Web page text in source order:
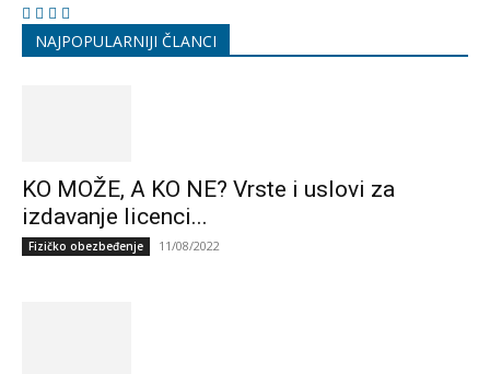
NAJPOPULARNIJI ČLANCI
KO MOŽE, A KO NE? Vrste i uslovi za
izdavanje licenci...
Fizičko obezbeđenje 11/08/2022